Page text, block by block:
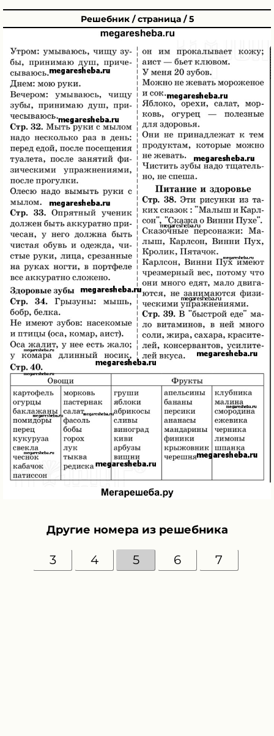
Решебник / страница / 5
Другие номера из решебника
3 4 5 6 7